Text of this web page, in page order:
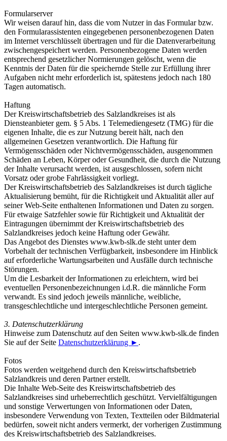
Formularserver
Wir weisen darauf hin, dass die vom Nutzer in das Formular bzw.
den Formularassistenten eingegebenen personenbezogenen Daten
im Internet verschlüsselt übertragen und für die Datenverarbeitung
zwischengespeichert werden. Personenbezogene Daten werden
entsprechend gesetzlicher Normierungen gelöscht, wenn die
Kenntnis der Daten für die speichernde Stelle zur Erfüllung ihrer
Aufgaben nicht mehr erforderlich ist, spätestens jedoch nach 180
Tagen automatisch.
Haftung
Der Kreiswirtschaftsbetrieb des Salzlandkreises ist als
Diensteanbieter gem. § 5 Abs. 1 Telemediengesetz (TMG) für die
eigenen Inhalte, die es zur Nutzung bereit hält, nach den
allgemeinen Gesetzen verantwortlich. Die Haftung für
Vermögensschäden oder Nichtvermögensschäden, ausgenommen
Schäden an Leben, Körper oder Gesundheit, die durch die Nutzung
der Inhalte verursacht werden, ist ausgeschlossen, sofern nicht
Vorsatz oder grobe Fahrlässigkeit vorliegt.
Der Kreiswirtschaftsbetrieb des Salzlandkreises ist durch tägliche
Aktualisierung bemüht, für die Richtigkeit und Aktualität aller auf
seiner Web-Seite enthaltenen Informationen und Daten zu sorgen.
Für etwaige Satzfehler sowie für Richtigkeit und Aktualität der
Eintragungen übernimmt der Kreiswirtschaftsbetrieb des
Salzlandkreises jedoch keine Haftung oder Gewähr.
Das Angebot des Dienstes www.kwb-slk.de steht unter dem
Vorbehalt der technischen Verfügbarkeit, insbesondere im Hinblick
auf erforderliche Wartungsarbeiten und Ausfälle durch technische
Störungen.
Um die Lesbarkeit der Informationen zu erleichtern, wird bei
eventuellen Personenbezeichnungen i.d.R. die männliche Form
verwandt. Es sind jedoch jeweils männliche, weibliche,
transgeschlechtliche und intergeschlechtliche Personen gemeint.
3. Datenschutzerklärung
Hinweise zum Datenschutz auf den Seiten www.kwb-slk.de finden
Sie auf der Seite Datenschutzerklärung ► .
Fotos
Fotos werden weitgehend durch den Kreiswirtschaftsbetrieb
Salzlandkreis und deren Partner erstellt.
Die Inhalte Web-Seite des Kreiswirtschaftsbetrieb des
Salzlandkreises sind urheberrechtlich geschützt. Vervielfältigungen
und sonstige Verwertungen von Informationen oder Daten,
insbesondere Verwendung von Texten, Textteilen oder Bildmaterial
bedürfen, soweit nicht anders vermerkt, der vorherigen Zustimmung
des Kreiswirtschaftsbetrieb des Salzlandkreises.